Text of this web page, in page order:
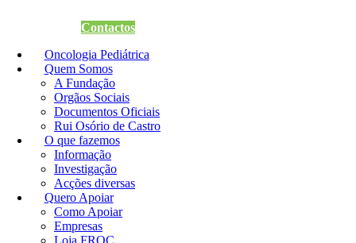
Contactos
Oncologia Pediátrica
Quem Somos
A Fundação
Orgãos Sociais
Documentos Oficiais
Rui Osório de Castro
O que fazemos
Informação
Investigação
Acções diversas
Quero Apoiar
Como Apoiar
Empresas
Loja FROC